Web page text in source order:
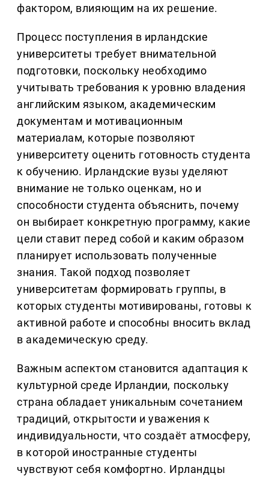
фактором, влияющим на их решение.
Процесс поступления в ирландские
университеты требует внимательной
подготовки, поскольку необходимо
учитывать требования к уровню владения
английским языком, академическим
документам и мотивационным
материалам, которые позволяют
университету оценить готовность студента
к обучению. Ирландские вузы уделяют
внимание не только оценкам, но и
способности студента объяснить, почему
он выбирает конкретную программу, какие
цели ставит перед собой и каким образом
планирует использовать полученные
знания. Такой подход позволяет
университетам формировать группы, в
которых студенты мотивированы, готовы к
активной работе и способны вносить вклад
в академическую среду.
Важным аспектом становится адаптация к
культурной среде Ирландии, поскольку
страна обладает уникальным сочетанием
традиций, открытости и уважения к
индивидуальности, что создаёт атмосферу,
в которой иностранные студенты
чувствуют себя комфортно. Ирландцы